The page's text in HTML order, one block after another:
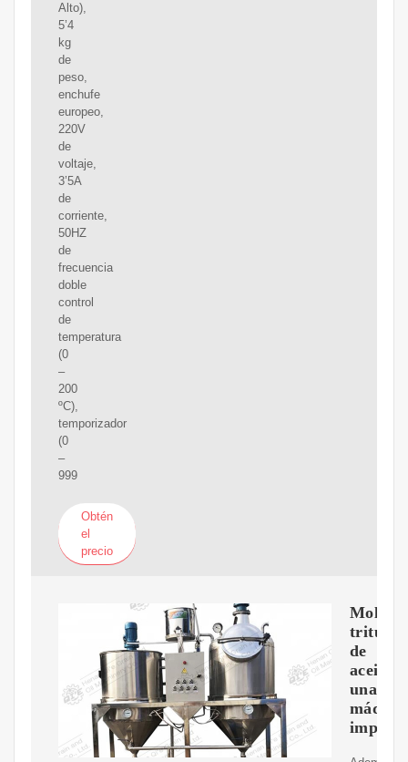
Alto),
5’4
kg
de
peso,
enchufe
europeo,
220V
de
voltaje,
3’5A
de
corriente,
50HZ
de
frecuencia
doble
control
de
temperatura
(0
–
200
ºC),
temporizador
(0
–
999
Obtén
el
precio
de
una